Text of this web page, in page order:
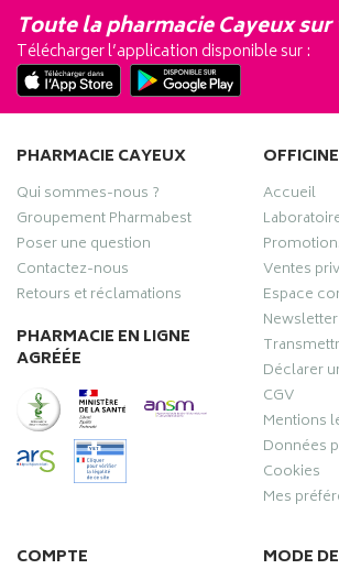
Toute la pharmacie Cayeux
Télécharger l’application disponible sur :
PHARMACIE CAYEUX
Qui sommes-nous ?
Groupement Pharmabest
Poser une question
Contactez-nous
Retours et réclamations
PHARMACIE EN LIGNE
AGRÉÉE
OFFICINE
Accueil
Ventes
Espace
Newsletter
Déclarer
CGV
Mentions
Données
Cookies
Mes
COMPTE MODE